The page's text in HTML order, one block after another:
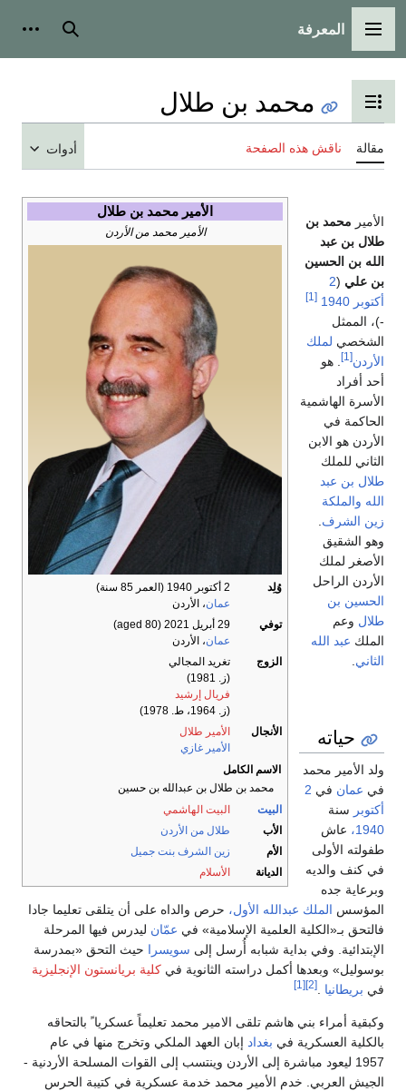
القائمة الرئيسية
المعرفة بحث
تبديل عرض جدول المحتويات
محمد بن طلال
مقالة ناقش هذه الصفحة أدوات
الأمير محمد بن طلال
الأمير محمد من الأردن
وُلِد 2 أكتوبر 1940
(العمر 85 سنة)
عمان، الأردن
توفي
29 أبريل 2021
(aged 80)
عمان، الأردن
الزوج
تغريد المجالي
(ز. 1981)
فريال إرشيد
(ز. 1964، ط. 1978)
الأنجال
الأمير طلال
الأمير غازي
الاسم الكامل
محمد بن طلال بن عبدالله بن حسين
البيت
البيت الهاشمي
الأب
طلال من الأردن
الأم
زين الشرف بنت جميل
الديانة
الأسلام
الأمير محمد بن
طلال بن عبد
الله بن الحسين
بن علي (
2
أكتوبر 1940
[1]
-)، الممثل
الشخصي لملك
الأردن[1]
. هو
أحد أفراد
الأسرة الهاشمية
الحاكمة في
الأردن هو الابن
الثاني للملك
طلال بن عبد
الله والملكة
زين الشرف
وهو الشقيق
الأصغر لملك
الأردن الراحل
الحسين بن
طلال وعم
الملك عبد الله
الثاني
حياته
ولد الأمير محمد
في عمان في 2
أكتوبر سنة
1940،
عاش
طفولته الأولى
في كنف والديه
وبرعاية جده
المؤسس الملك عبدالله الأول، حرص والداه على أن يتلقى تعليما جادا
فالتحق بـ«الكلية العلمية الإسلامية» في عمّان ليدرس فيها المرحلة
الإبتدائية. وفي بداية شبابه أُرسل إلى سويسرا حيث التحق «بمدرسة
بوسوليل» وبعدها أكمل دراسته الثانوية في كلية بريانستون الإنجليزية
في بريطانيا .
[2]
[1]
وكبقية أمراء بني هاشم تلقى الامير محمد تعليماً عسكريا ً بالتحاقه
بالكلية العسكرية في بغداد إبان العهد الملكي وتخرج منها في عام
1957 ليعود مباشرة إلى الأردن وينتسب إلى القوات المسلحة الأردنية -
الجيش العربي. خدم الأمير محمد خدمة عسكرية في كتيبة الحرس